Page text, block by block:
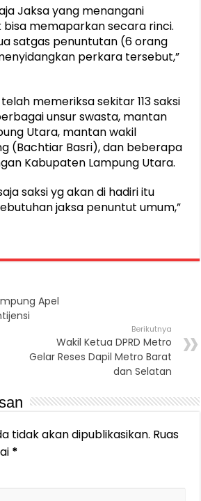
Jaksa yang menangani
bisa memaparkan secara rinci.
satgas penuntutan (6 orang
perkara tersebut,”
memeriksa sekitar 113 saksi
unsur swasta, mantan
Utara, mantan wakil
(Bachtiar Basri), dan beberapa
Kabupaten Lampung Utara.
saksi yg akan di hadiri itu
jaksa penuntut umum,”
Apel
Berikutnya
Wakil Ketua DPRD Metro
Gelar Reses Dapil Metro Barat
dan Selatan
tidak akan dipublikasikan. Ruas
*